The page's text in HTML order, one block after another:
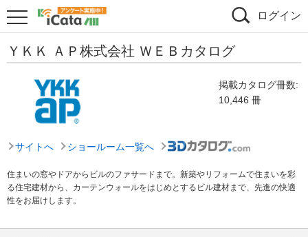
ログイン
ＹＫＫ ＡＰ株式会社 ＷＥＢカタログ
掲載カタログ冊数:
10,446 冊
サイトへ ショールーム一覧へ
住まいの窓やドアからビルのファサードまで。新築やリフォームで住まいを彩
る住宅建材から、カーテンウォールをはじめとするビル建材まで、先進の快適
性をお届けします。